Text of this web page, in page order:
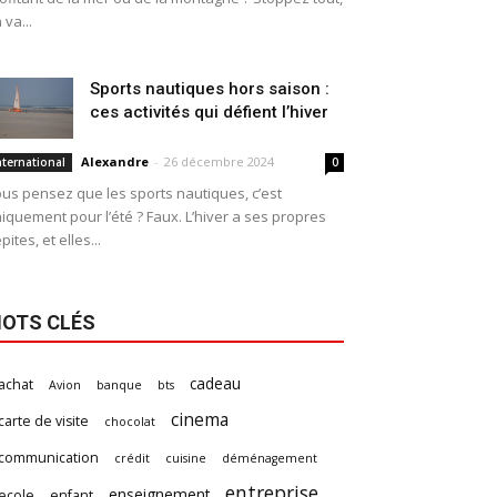
va...
Sports nautiques hors saison :
ces activités qui défient l’hiver
Alexandre - 26 décembre 2024 0
pensez que les sports nautiques, c’est
pour l’été ? Faux. L’hiver a ses propres
et elles...
CLÉS
achat Avion banque bts cadeau
carte de visite chocolat cinema
communication crédit cuisine déménagement